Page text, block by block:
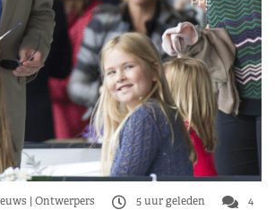
Ontwerpers 5 uur geleden
4